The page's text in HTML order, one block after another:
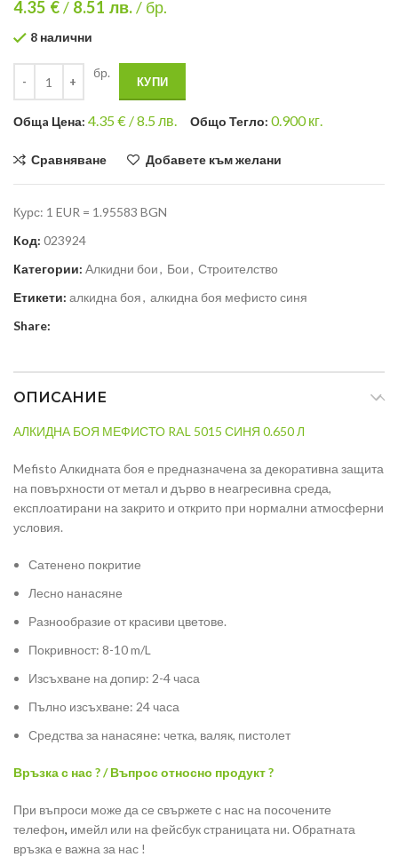
4.35 €/ 8.51 лв./ бр.
8 налични
бр.
КУПИ
Общa Цена: 4.35€ /8.5 лв. Общо Тегло: 0.900кг.
Сравняване Добавете към желани
Курс: 1 EUR = 1.95583 BGN
Код: 023924
Категории: Алкидни бои, Бои, Строителство
Етикети: алкидна боя, алкидна боя мефисто синя
Share:
ОПИСАНИЕ
АЛКИДНА БОЯ МЕФИСТО RAL 5015 СИНЯ 0.650 Л
Mefisto Алкидната боя е предназначена за декоративна защита
на повърхности от метал и дърво в неагресивна среда,
експлоатирани на закрито и открито при нормални атмосферни
условия.
Сатенено покритие
Лесно нанасяне
Разнообразие от красиви цветове.
Покривност: 8-10 m/L
Изсъхване на допир: 2-4 часа
Пълно изсъхване: 24 часа
Средства за нанасяне: четка, валяк, пистолет
Връзка с нас ? / Въпрос относно продукт ?
При въпроси може да се свържете с нас на посочените
телефон, имейл или на фейсбук страницата ни. Обратната
връзка е важна за нас !